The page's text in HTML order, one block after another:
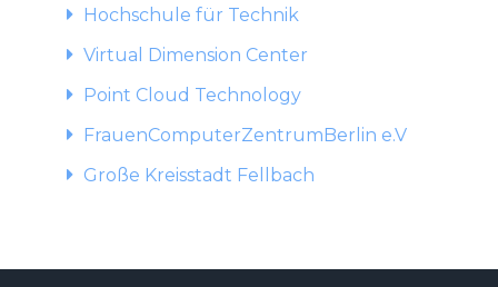
Hochschule für Technik
Virtual Dimension Center
Point Cloud Technology
FrauenComputerZentrumBerlin e.V
Große Kreisstadt Fellbach